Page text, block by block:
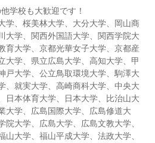
学校も大歓迎です！
学、桜美林大学、大分大学、岡山商
大学、関西外国語大学、関西学院大
育大学、京都光華女子大学、京都産
大学、県立広島大学、高知大学、甲
戸大学、公立鳥取環境大学、駒澤大
、就実大学、高崎商科大学、中央大
日本体育大学、日本大学、比治山大
大学、広島国際大学、広島修道大
大学、広島大学、広島文教大学、
大学、福山平成大学、法政大学、